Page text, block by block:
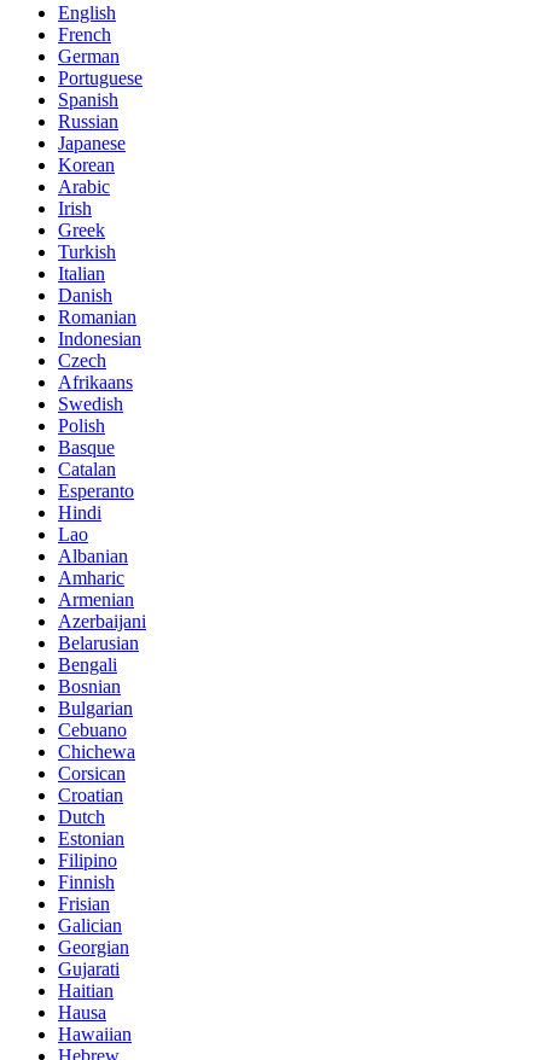
English
French
German
Portuguese
Spanish
Russian
Japanese
Korean
Arabic
Irish
Greek
Turkish
Italian
Danish
Romanian
Indonesian
Czech
Afrikaans
Swedish
Polish
Basque
Catalan
Esperanto
Hindi
Lao
Albanian
Amharic
Armenian
Azerbaijani
Belarusian
Bengali
Bosnian
Bulgarian
Cebuano
Chichewa
Corsican
Croatian
Dutch
Estonian
Filipino
Finnish
Frisian
Galician
Georgian
Gujarati
Haitian
Hausa
Hawaiian
Hebrew